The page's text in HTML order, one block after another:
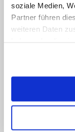
soziale Medien,
Partner führen
weiteren Daten
Mobilität
Landes, so
Franziskus.
Enzyklika
1957 zur
Europa